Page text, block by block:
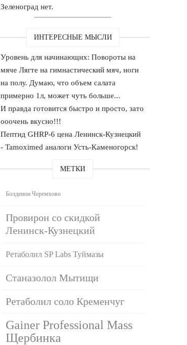
Зеленоград нет.
ИНТЕРЕСНЫЕ МЫСЛИ
Уровень для начинающих: Повороты на
мяче Лягте на гимнастический мяч, ноги
на полу. Думаю, что объем салата
примерно 1л, может чуть больше...
И правда готовится быстро и просто, зато
ооочень вкусно!!!
Пептид GHRP-6 цена Ленинск-Кузнецкий
- Tamoximed аналоги Усть-Каменогорск!
МЕТКИ
Болденон Черемхово
Провирон со скидкой
Ленинск-Кузнецкий
Ретаболил SP Labs Туймазы
Станазолол Мытищи
Ретаболил соло Кременчуг
Gainer Professional Mass
Щербинка